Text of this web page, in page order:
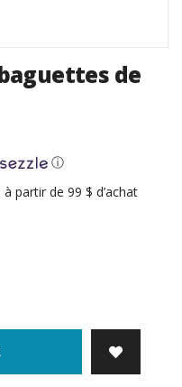
de
ⓘ
à partir de 99 $ d’achat